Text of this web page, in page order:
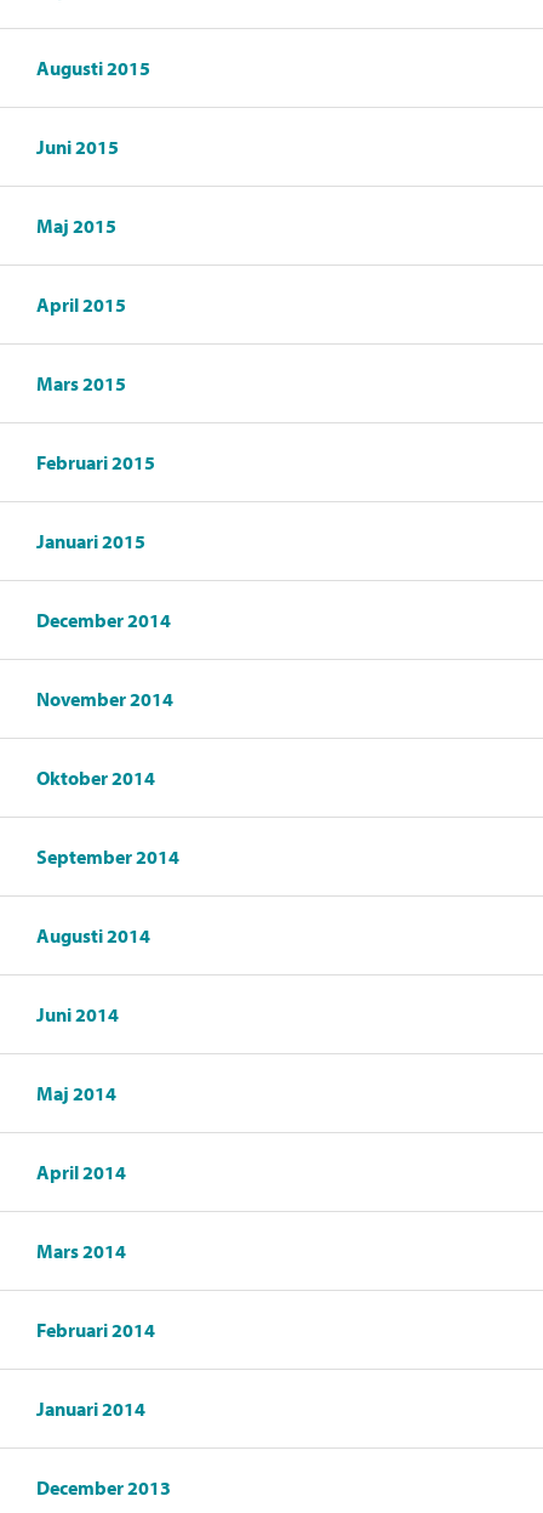
Augusti 2015
Juni 2015
Maj 2015
April 2015
Mars 2015
Februari 2015
Januari 2015
December 2014
November 2014
Oktober 2014
September 2014
Augusti 2014
Juni 2014
Maj 2014
April 2014
Mars 2014
Februari 2014
Januari 2014
December 2013